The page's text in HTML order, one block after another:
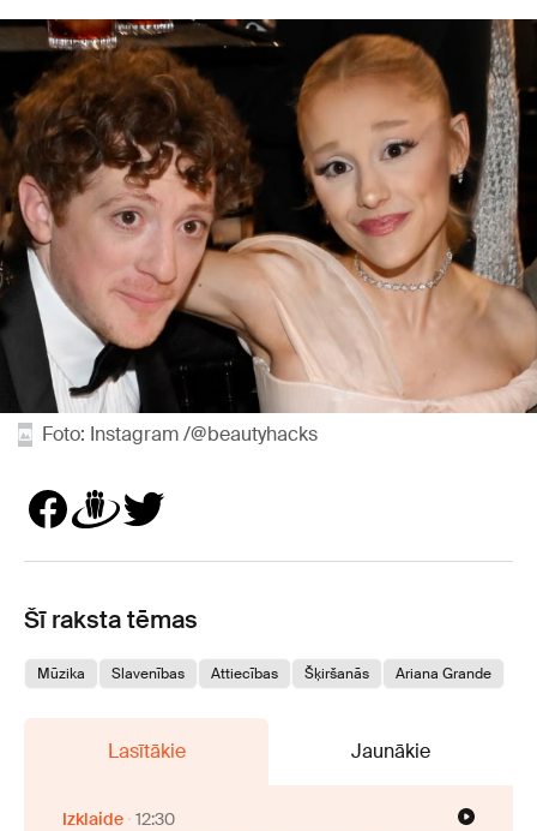
Foto: Instagram /@beautyhacks
Šī raksta tēmas
Mūzika Slavenības Attiecības Šķiršanās Ariana Grande
Lasītākie Jaunākie
Izklaide 12:30